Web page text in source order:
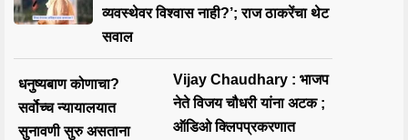
व्यवस्थेवर विश्वास नाही?’; राज ठाकरेंचा थेट
सवाल
धनुष्यबाण कोणाचा?
सर्वोच्च न्यायालयात
सुनावणी सुरु असताना
Vijay Chaudhary : भाजप
नेते विजय चौधरी यांना अटक ;
ऑडिओ क्लिपप्रकरणात